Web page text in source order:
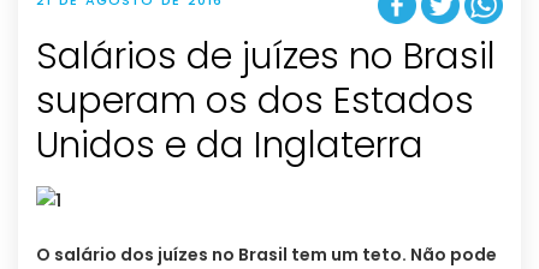
Salários de juízes no Brasil
superam os dos Estados
Unidos e da Inglaterra
O salário dos juízes no Brasil tem um teto. Não pode